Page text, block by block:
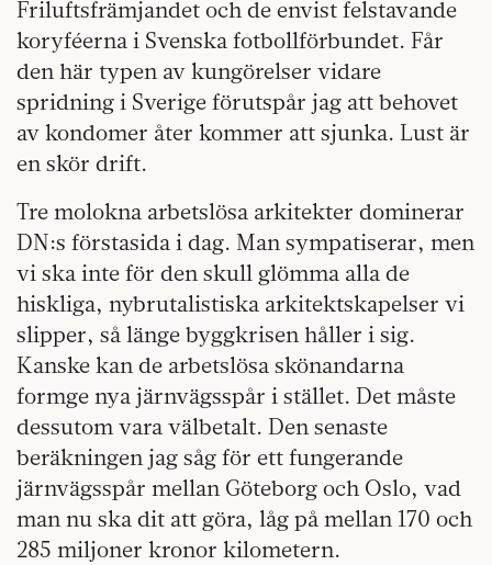
Friluftsfrämjandet och de envist felstavande
koryféerna i Svenska fotbollförbundet. Får
den här typen av kungörelser vidare
spridning i Sverige förutspår jag att behovet
av kondomer åter kommer att sjunka. Lust är
en skör drift.
Tre molokna arbetslösa arkitekter dominerar
DN:s förstasida i dag. Man sympatiserar, men
vi ska inte för den skull glömma alla de
hiskliga, nybrutalistiska arkitektskapelser vi
slipper, så länge byggkrisen håller i sig.
Kanske kan de arbetslösa skönandarna
formge nya järnvägsspår i stället. Det måste
dessutom vara välbetalt. Den senaste
beräkningen jag såg för ett fungerande
järnvägsspår mellan Göteborg och Oslo, vad
man nu ska dit att göra, låg på mellan 170 och
285 miljoner kronor kilometern.